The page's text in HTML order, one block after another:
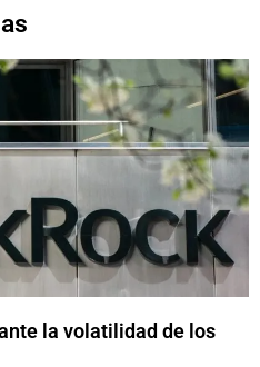
la volatilidad de los